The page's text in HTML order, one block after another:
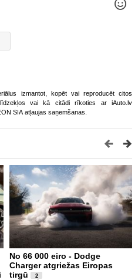
izmantot, kopēt vai reproducēt citos
vai kā citādi rīkoties ar iAuto.lv
SIA atļaujas saņemšanas.
No 66 000 eiro - Dodge
Charger atgriežas Eiropas
tirgū
2